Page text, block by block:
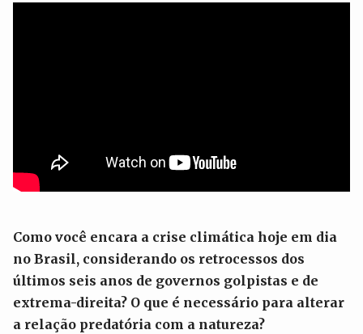
Como você encara a crise climática hoje em dia
no Brasil, considerando os retrocessos dos
últimos seis anos de governos golpistas e de
extrema-direita? O que é necessário para alterar
a relação predatória com a natureza?